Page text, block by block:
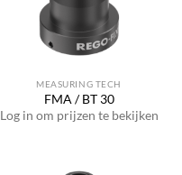
MEASURING TECH
FMA / BT 30
Log in om prijzen te bekijken